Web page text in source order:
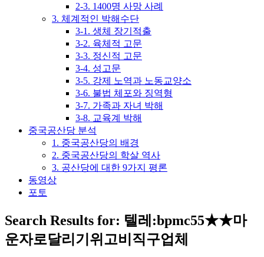
2-3. 1400명 사망 사례
3. 체계적인 박해수단
3-1. 생체 장기적출
3-2. 육체적 고문
3-3. 정신적 고문
3-4. 성고문
3-5. 강제 노역과 노동교양소
3-6. 불법 체포와 징역형
3-7. 가족과 자녀 박해
3-8. 교육계 박해
중국공산당 분석
1. 중국공산당의 배경
2. 중국공산당의 학살 역사
3. 공산당에 대한 9가지 평론
동영상
포토
Search Results for: 텔레:bpmc55★★마
운자로달리기위고비직구업체